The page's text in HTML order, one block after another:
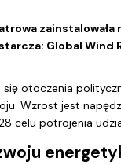
Global Wind
się otoczenia
Wzrost jest
celu potrojenia